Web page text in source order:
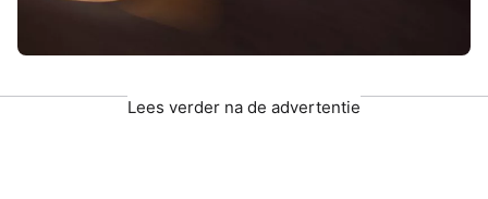
Lees verder na de advertentie